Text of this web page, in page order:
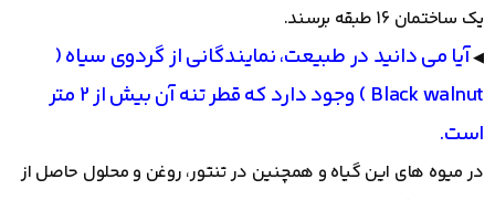
یک ساختمان 16 طبقه برسند.
◀آیا می دانید در طبیعت، نمایندگانی از گردوی سیاه (
Black walnut ) وجود دارد که قطر تنه آن بیش از 2 متر
است.
در میوه های این گیاه و همچنین در تنتور، روغن و محلول حاصل از